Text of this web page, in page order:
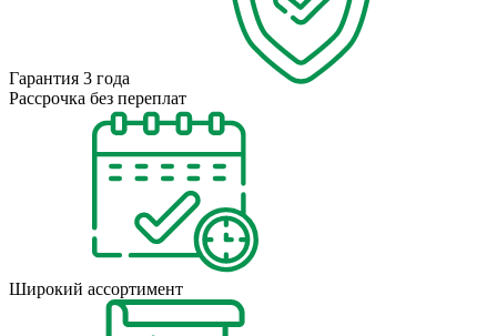
Гарантия 3 года
Рассрочка без переплат
Широкий ассортимент